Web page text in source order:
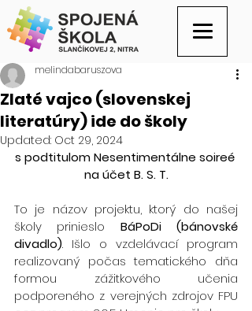
Zlaté vajco (slovenskej
literatúry) ide do školy
melindabaruszova
Updated: Oct 29, 2024
s podtitulom Nesentimentálne soireé
na účet B. S. T.
To je názov projektu, ktorý do našej
školy prinieslo BáPoDi (bánovské
divadlo). Išlo o vzdelávací program
realizovaný počas tematického dňa
formou zážitkového učenia
podporeného z verejných zdrojov FPU